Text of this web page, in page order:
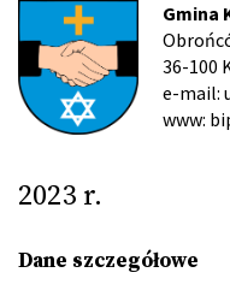
Gmina
36-100
e-mail:
www:
2023 r.
Dane szczegółowe